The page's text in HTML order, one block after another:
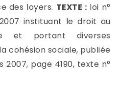
des loyers. TEXTE : loi n°
instituant le droit au
et portant diverses
cohésion sociale, publiée
2007, page 4190, texte n°